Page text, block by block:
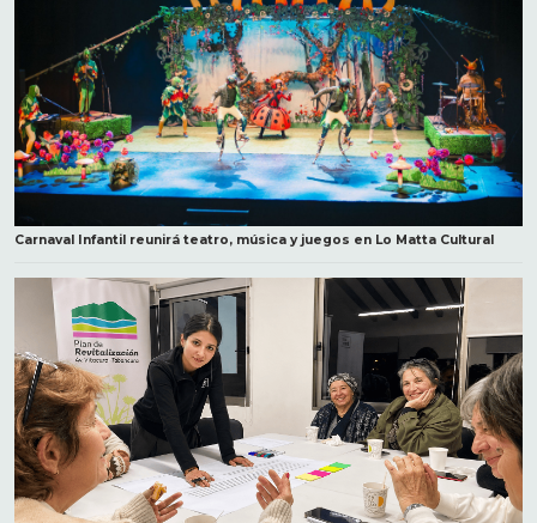
Carnaval Infantil reunirá teatro, música y juegos en Lo Matta Cultural